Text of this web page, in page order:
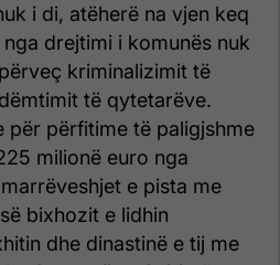
i di, atëherë na vjen keq
drejtimi i komunës nuk
kriminalizimit të
të qytetarëve.
për përfitime të paligjshme
milionë euro nga
e pista me
bixhozit e lidhin
dhe dinastinë e tij me